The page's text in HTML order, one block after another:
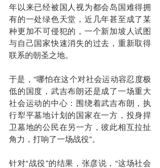
年以来已经被国人视为都会岛国难得拥
有的一处绿色天堂，近几年甚至成了某
种更加不可侵犯的，一个新加坡人试图
与自己国家快速消失的过去，重新取得
联系的朝圣之地。
于是，“哪怕在这个对社会运动容忍度极
低的国度，武吉布朗还是成了一场重大
社会运动的中心：围绕着武吉布朗，执
行犁平墓地计划的国家在一方，投身捍
卫墓地的公民在另一方，彼此相互拉扯
角力，打响了一场战役”。
针对“战役”的结果，张彦说，“这场社会